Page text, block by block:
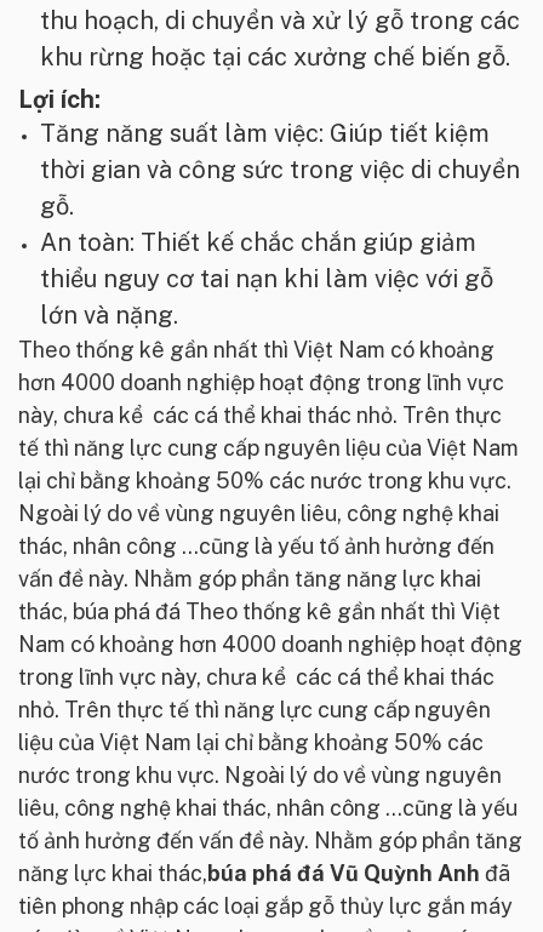
thu hoạch, di chuyển và xử lý gỗ trong các
khu rừng hoặc tại các xưởng chế biến gỗ.
Lợi ích:
Tăng năng suất làm việc: Giúp tiết kiệm
thời gian và công sức trong việc di chuyển
gỗ.
An toàn: Thiết kế chắc chắn giúp giảm
thiểu nguy cơ tai nạn khi làm việc với gỗ
lớn và nặng.
Theo thống kê gần nhất thì Việt Nam có khoảng
hơn 4000 doanh nghiệp hoạt động trong lĩnh vực
này, chưa kể các cá thể khai thác nhỏ. Trên thực
tế thì năng lực cung cấp nguyên liệu của Việt Nam
lại chỉ bằng khoảng 50% các nước trong khu vực.
Ngoài lý do về vùng nguyên liêu, công nghệ khai
thác, nhân công …cũng là yếu tố ảnh hưởng đến
vấn đề này. Nhằm góp phần tăng năng lực khai
thác, búa phá đá Theo thống kê gần nhất thì Việt
Nam có khoảng hơn 4000 doanh nghiệp hoạt động
trong lĩnh vực này, chưa kể các cá thể khai thác
nhỏ. Trên thực tế thì năng lực cung cấp nguyên
liệu của Việt Nam lại chỉ bằng khoảng 50% các
nước trong khu vực. Ngoài lý do về vùng nguyên
liêu, công nghệ khai thác, nhân công …cũng là yếu
tố ảnh hưởng đến vấn đề này. Nhằm góp phần tăng
năng lực khai thác,búa phá đá Vũ Quỳnh Anh đã
tiên phong nhập các loại gắp gỗ thủy lực gắn máy